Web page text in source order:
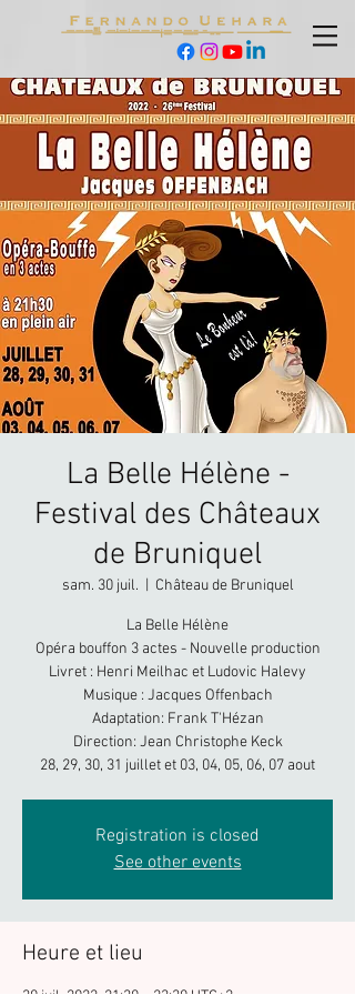
La Belle Hélène -
Festival des Châteaux
de Bruniquel
sam. 30 juil. Château de Bruniquel
La Belle Hélène
Opéra bouffon 3 actes - Nouvelle production
Livret : Henri Meilhac et Ludovic Halevy
Musique : Jacques Offenbach
Adaptation: Frank T'Hézan
Direction: Jean Christophe Keck
28, 29, 30, 31 juillet et 03, 04, 05, 06, 07 aout
Registration is closed
See other events
Heure et lieu